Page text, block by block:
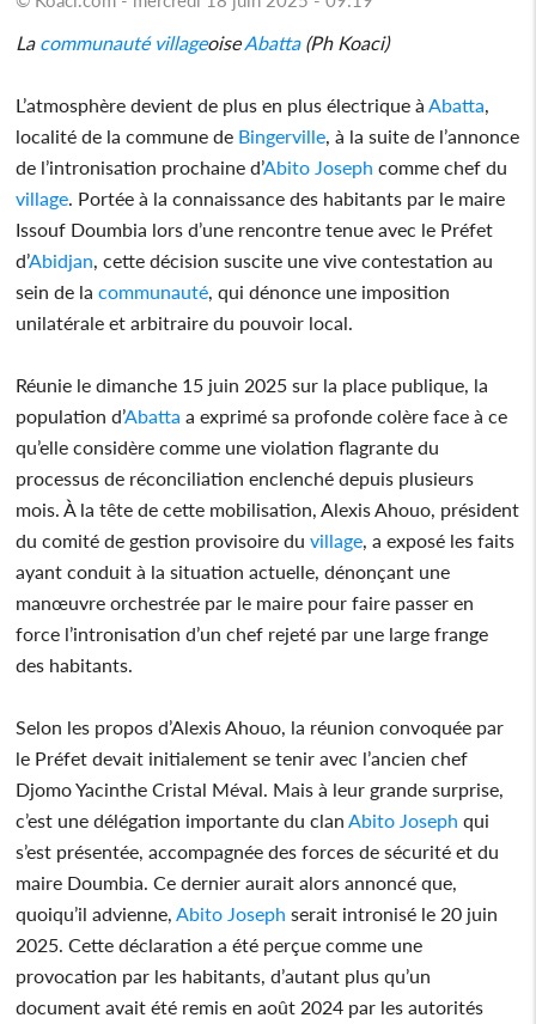
La communauté villageoiseAbatta(Ph Koaci)
L’atmosphère devient de plus en plus électrique à Abatta
localité de la commune de Bingerville , à la suite de l’annonce
de l’intronisation prochaine d’Abito Joseph comme chef du
village . Portée à la connaissance des habitants par le maire
Issouf Doumbia lors d’une rencontre tenue avec le Préfet
d’Abidjan , cette décision suscite une vive contestation au
sein de lacommunauté , qui dénonce une imposition
unilatérale et arbitraire du pouvoir local.
Réunie le dimanche 15 juin 2025 sur la place publique, la
population d’Abatta a exprimé sa profonde colère face à ce
qu’elle considère comme une violation flagrante du
processus de réconciliation enclenché depuis plusieurs
mois. À la tête de cette mobilisation, Alexis Ahouo, président
du comité de gestion provisoire duvillage , a exposé les faits
ayant conduit à la situation actuelle, dénonçant une
manœuvre orchestrée par le maire pour faire passer en
force l’intronisation d’un chef rejeté par une large frange
des habitants.
Selon les propos d’Alexis Ahouo, la réunion convoquée par
le Préfet devait initialement se tenir avec l’ancien chef
Djomo Yacinthe Cristal Méval. Mais à leur grande surprise,
c’est une délégation importante du clan Abito Joseph qui
s’est présentée, accompagnée des forces de sécurité et du
maire Doumbia. Ce dernier aurait alors annoncé que,
quoiqu’il advienne, Abito Joseph serait intronisé le 20 juin
2025. Cette déclaration a été perçue comme une
provocation par les habitants, d’autant plus qu’un
document avait été remis en août 2024 par les autorités